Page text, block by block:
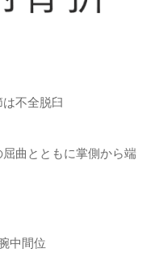
不全脱臼
曲とともに掌側から端
中間位